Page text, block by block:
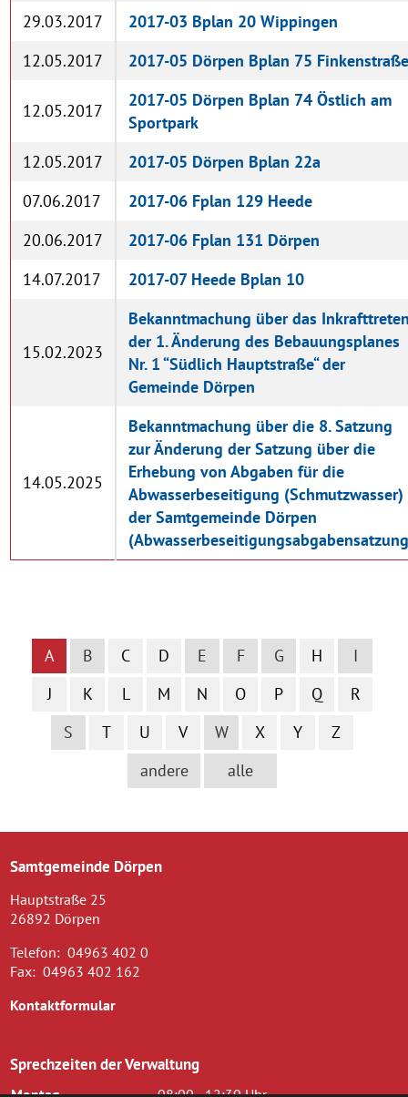
29.03.2017
2017-03 Bplan 20 Wippingen
12.05.2017
2017-05 Dörpen Bplan 75 Finkenstraße
12.05.2017
2017-05 Dörpen Bplan 74 Östlich am
Sportpark
12.05.2017
2017-05 Dörpen Bplan 22a
07.06.2017
2017-06 Fplan 129 Heede
20.06.2017
2017-06 Fplan 131 Dörpen
14.07.2017
2017-07 Heede Bplan 10
15.02.2023
Bekanntmachung über das
der 1. Änderung des Bebauungsplanes
Nr. 1 “Südlich Hauptstraße“ der
Gemeinde Dörpen
14.05.2025
Bekanntmachung über die 8. Satzung
zur Änderung der Satzung über die
Erhebung von Abgaben für die
Abwasserbeseitigung (Schmutzwasser)
der Samtgemeinde Dörpen
alle
A B C D E F G H
I
J
K L M N O P Q
R
S
T U V W X Y
Z
andere
Samtgemeinde Dörpen
Hauptstraße 25
26892 Dörpen
Telefon: 04963 402 0
Fax: 04963 402 162
Kontaktformular
Sprechzeiten der Verwaltung